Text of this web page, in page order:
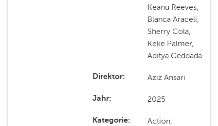
Keanu Reeves,
Blanca Araceli,
Sherry Cola,
Keke Palmer,
Aditya Geddada
Direktor Aziz Ansari
Jahr 2025
Kategorie
Action,